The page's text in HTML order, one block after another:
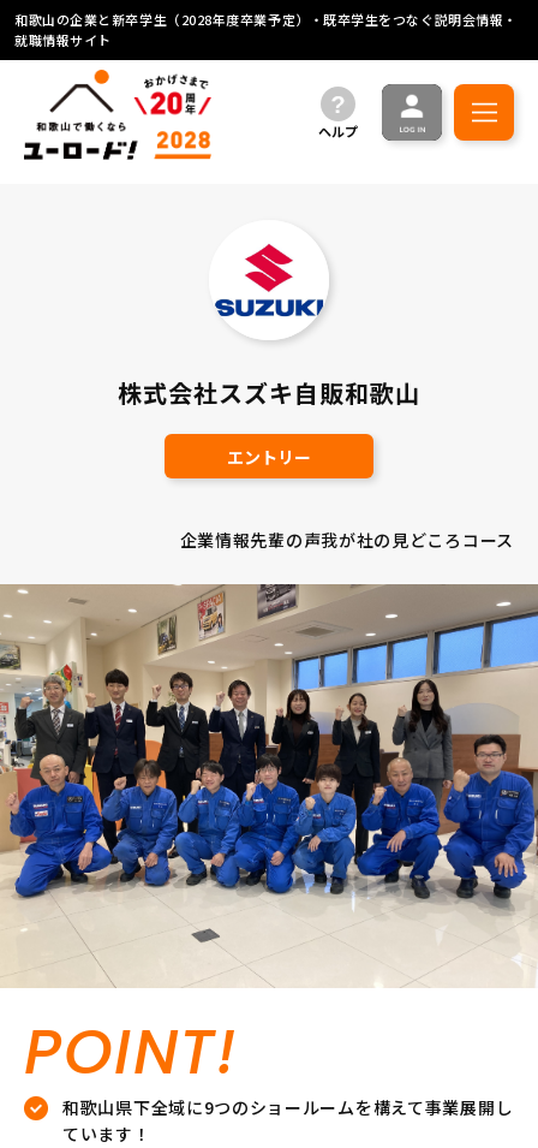
和歌山の企業と新卒学生（2028年度卒業予定）・既卒学生をつなぐ説明会情報・
就職情報サイト
ヘルプ
株式会社スズキ自販和歌山
エントリー
企業情報先輩の声我が社の見どころ コース
POINT!
和歌山県下全域に9つのショールームを構えて事業展開し
ています！